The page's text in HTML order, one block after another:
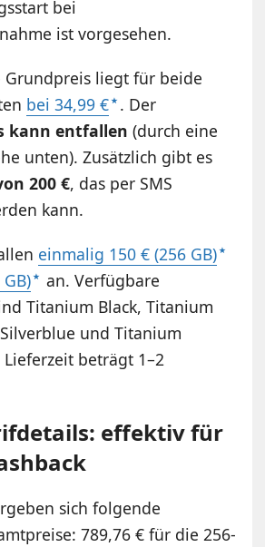
bei
ist vorgesehen.
Grundpreis liegt für beide
bei 34,99 € . Der
kann entfallen (durch eine
unten). Zusätzlich gibt es
200 €, das per SMS
kann.
einmalig 150 € (256 GB)
an. Verfügbare
Titanium Black, Titanium
und Titanium
beträgt 1–2
effektiv für
sich folgende
789,76 € für die 256-